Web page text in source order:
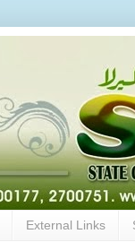
External Links